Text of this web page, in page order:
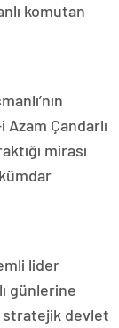
komutan
Azam Çandarlı
mirası
lider
günlerine
stratejik devlet